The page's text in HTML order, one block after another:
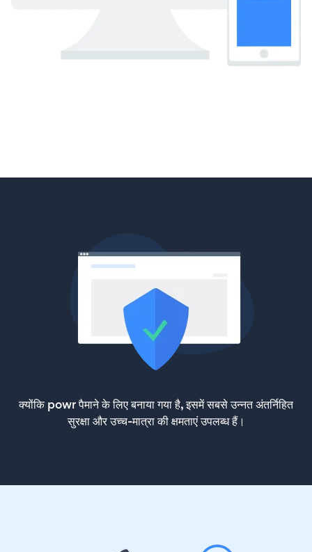
क्योंकि powr पैमाने के लिए बनाया गया है, इसमें सबसे उन्नत अंतर्निहित
सुरक्षा और उच्च-मात्रा की क्षमताएं उपलब्ध हैं।